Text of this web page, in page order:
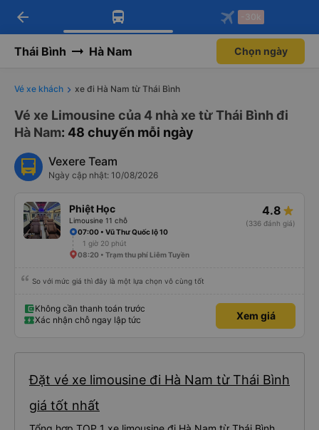
Tải app Vexere ngay!
Nhận ưu đãi thành viên độc
Mở app
Tải app Vexere
-30k/ghế khi đặt vé máy bay qua
Mở app
arrow_back -30k
Thái Bình Hà Nam Chọn ngày
Vé xe khách xe đi Hà Nam từ Thái Bình
Vé xe Limousine của 4 nhà xe từ Thái Bình đi
Hà Nam: 48 chuyến mỗi ngày
Vexere Team
Ngày cập nhật: 10/08/2026
Phiệt Học
Limousine 11 chỗ
4.8
(336 đánh giá)
07:00 • Vũ Thư Quốc lộ 10
1 giờ 20 phút
08:20 • Trạm thu phí Liêm Tuyền
So với mức giá thì đây là một lựa chọn vô cùng tốt
Không cần thanh toán trước
Xác nhận chỗ ngay lập tức
Xem giá
Đặt vé xe limousine đi Hà Nam từ Thái Bình
giá tốt nhất